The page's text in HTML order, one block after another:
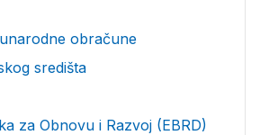
obračune
središta
za Obnovu i Razvoj (EBRD)